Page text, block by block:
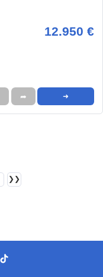
12.950 €
➦ ➜
❯❯